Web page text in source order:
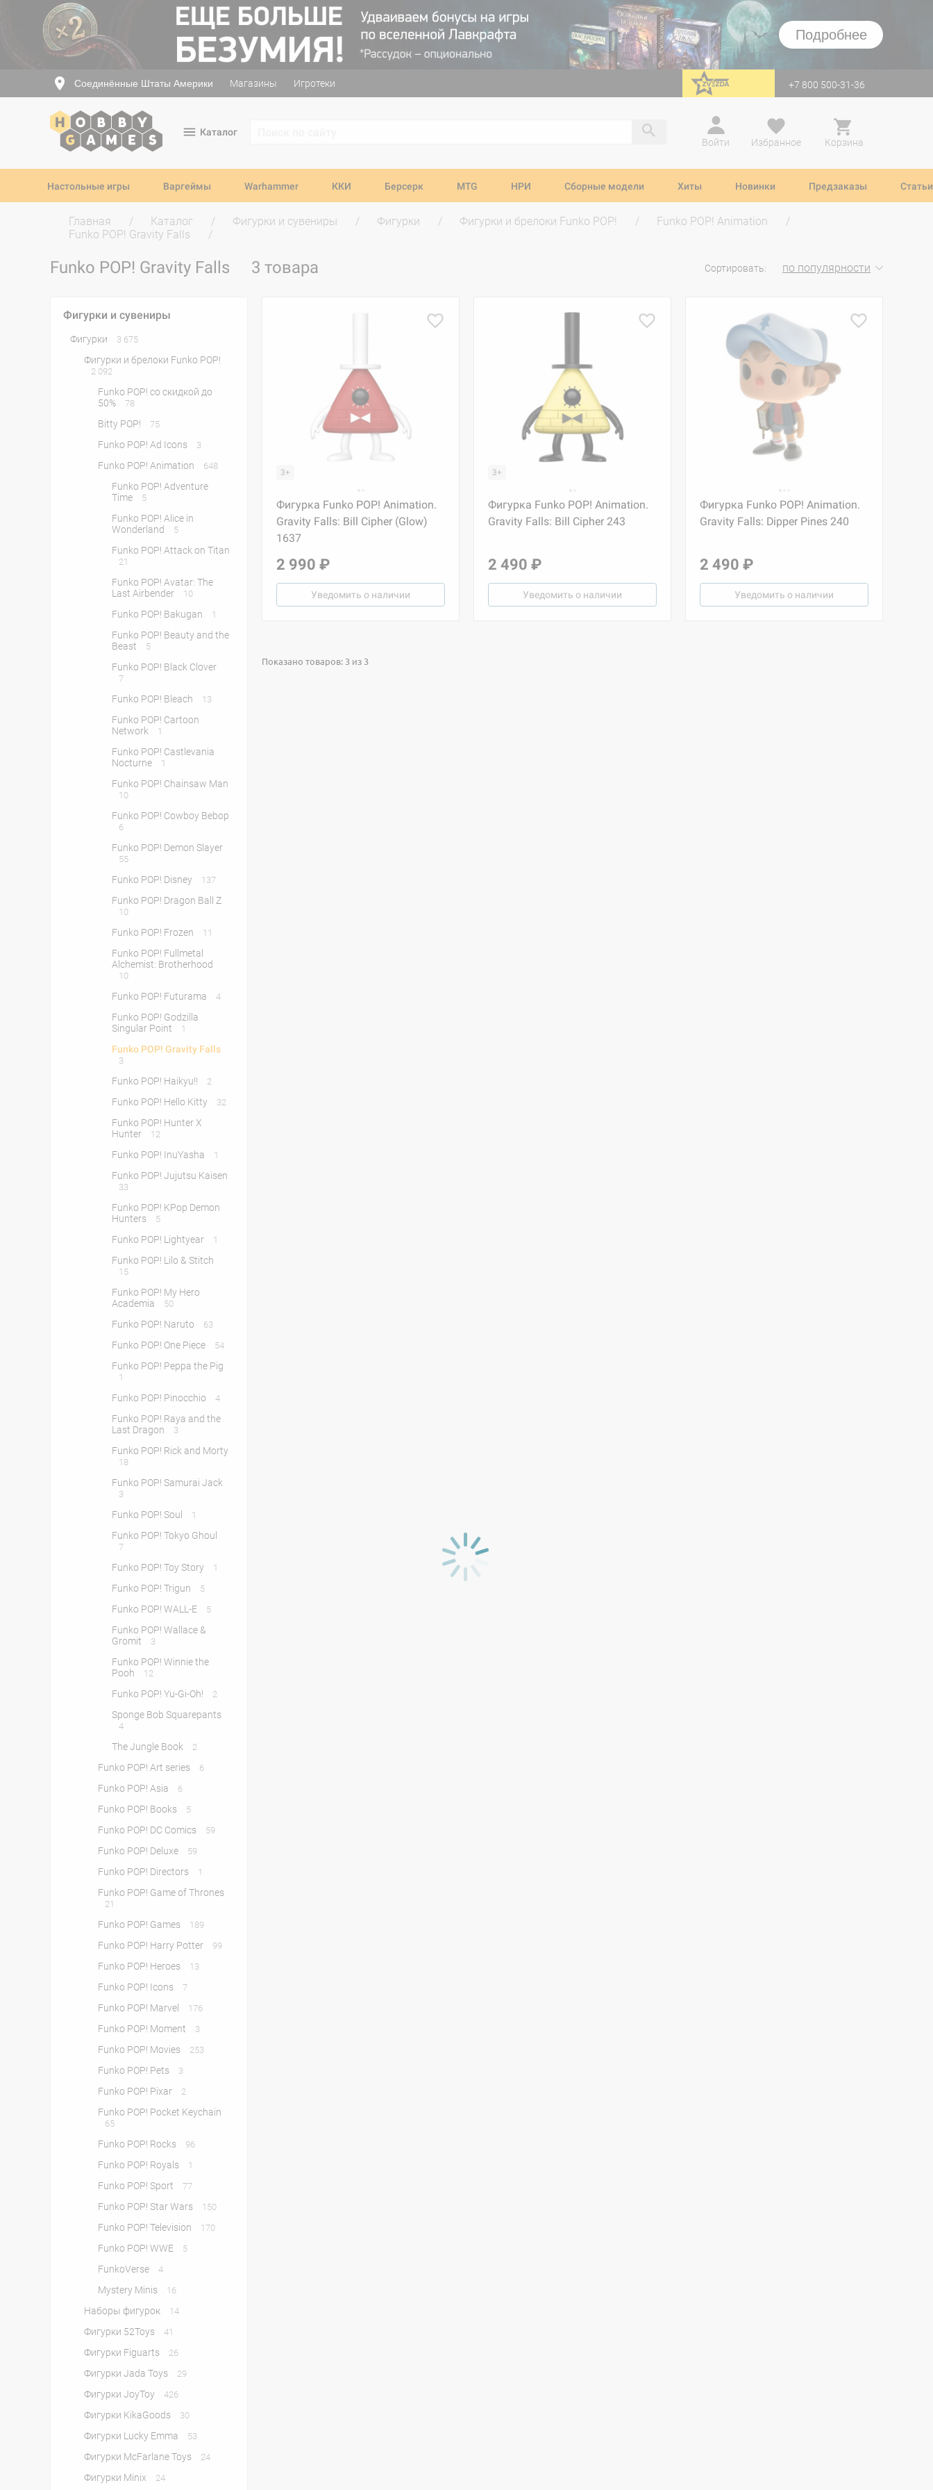
Подробнее
Соединённые Штаты Америки Магазины Игротеки перейти на Zvezda +7 800 500-31-36
Каталог
Войти
Избранное Корзина
Настольные игры Варгеймы Warhammer ККИ Берсерк MTG НРИ Сборные модели Хиты Новинки Предзаказы Статьи
Главная Каталог Фигурки и сувениры Фигурки Фигурки и брелоки Funko POP!
Funko POP! Animation
Funko POP! Gravity Falls
Funko POP! Gravity Falls 3 товара Сортировать: по популярности
Фигурки и сувениры
Фигурки 3 675
Фигурки и брелоки Funko POP!
2 092
Funko POP! со скидкой до
50%
78
Bitty POP! 75
Funko POP! Ad Icons 3
Funko POP! Animation 648
Funko POP! Adventure
Time
5
Funko POP! Alice in
Wonderland
5
Funko POP! Attack on Titan
21
Funko POP! Avatar: The
Last Airbender
10
Funko POP! Bakugan 1
Funko POP! Beauty and the
Beast
5
Funko POP! Black Clover
7
Funko POP! Bleach 13
Funko POP! Cartoon
Network
1
Funko POP! Castlevania
Nocturne
1
Funko POP! Chainsaw Man
10
Funko POP! Cowboy Bebop
6
Funko POP! Demon Slayer
55
Funko POP! Disney 137
Funko POP! Dragon Ball Z
10
Funko POP! Frozen 11
Funko POP! Fullmetal
Alchemist: Brotherhood
10
Funko POP! Futurama 4
Funko POP! Godzilla
Singular Point
1
Funko POP! Gravity Falls
3
Funko POP! Haikyu!! 2
Funko POP! Hello Kitty 32
Funko POP! Hunter X
Hunter
12
Funko POP! InuYasha 1
Funko POP! Jujutsu Kaisen
33
Funko POP! KPop Demon
Hunters
5
Funko POP! Lightyear 1
Funko POP! Lilo & Stitch
15
Funko POP! My Hero
Academia
50
Funko POP! Naruto 63
Funko POP! One Piece 54
Funko POP! Peppa the Pig
1
Funko POP! Pinocchio 4
Funko POP! Raya and the
Last Dragon
3
Funko POP! Rick and Morty
18
Funko POP! Samurai Jack
3
Funko POP! Soul 1
Funko POP! Tokyo Ghoul
7
Funko POP! Toy Story 1
Funko POP! Trigun 5
Funko POP! WALL-E 5
Funko POP! Wallace &
Gromit
3
Funko POP! Winnie the
Pooh
12
Funko POP! Yu-Gi-Oh! 2
Sponge Bob Squarepants
4
The Jungle Book 2
Funko POP! Art series 6
Funko POP! Asia 6
Funko POP! Books 5
Funko POP! DC Comics 59
Funko POP! Deluxe 59
Funko POP! Directors 1
Funko POP! Game of Thrones
21
Funko POP! Games 189
Funko POP! Harry Potter 99
Funko POP! Heroes 13
Funko POP! Icons 7
Funko POP! Marvel 176
Funko POP! Moment 3
Funko POP! Movies 253
Funko POP! Pets 3
Funko POP! Pixar 2
Funko POP! Pocket Keychain
65
Funko POP! Rocks 96
Funko POP! Royals 1
Funko POP! Sport 77
Funko POP! Star Wars 150
Funko POP! Television 170
Funko POP! WWE 5
FunkoVerse 4
Mystery Minis 16
Наборы фигурок 14
Фигурки 52Toys 41
Фигурки Figuarts 26
Фигурки Jada Toys 29
Фигурки JoyToy 426
Фигурки KikaGoods 30
Фигурки Lucky Emma 53
Фигурки McFarlane Toys 24
Фигурки Minix 24
3+
Фигурка Funko POP! Animation.
Gravity Falls: Bill Cipher (Glow)
1637
2 990 ₽
Уведомить о наличии
3+
Фигурка Funko POP! Animation.
Gravity Falls: Bill Cipher 243
2 490 ₽
Уведомить о наличии
Фигурка Funko POP! Animation.
Gravity Falls: Dipper Pines 240
2 490 ₽
Уведомить о наличии
Показано товаров: 3 из 3